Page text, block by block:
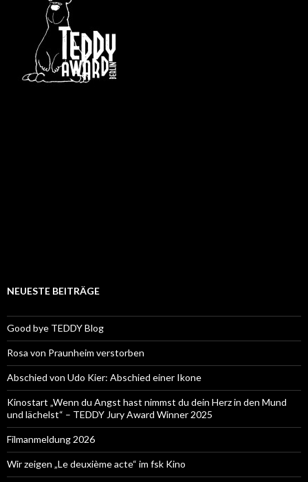
NEUESTE BEITRÄGE
Good bye TEDDY Blog
Rosa von Praunheim verstorben
Abschied von Udo Kier: Abschied einer Ikone
Kinostart „Wenn du Angst hast nimmst du dein Herz in den Mund
und lächelst“ – TEDDY Jury Award Winner 2025
Filmanmeldung 2026
Wir zeigen „Le deuxième acte“ im fsk Kino